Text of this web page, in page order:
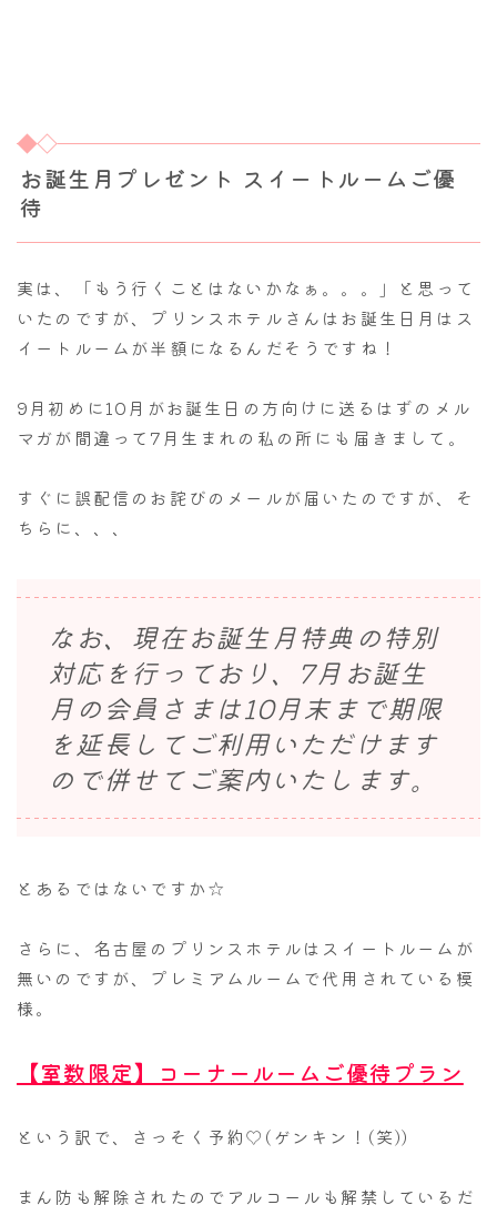
お誕生月プレゼント スイートルームご優
待
実は、「もう行くことはないかなぁ。。。」と思って
いたのですが、プリンスホテルさんはお誕生日月はス
イートルームが半額になるんだそうですね！
9月初めに10月がお誕生日の方向けに送るはずのメル
マガが間違って7月生まれの私の所にも届きまして。
すぐに誤配信のお詫びのメールが届いたのですが、そ
ちらに、、、
なお、現在お誕生月特典の特別
対応を行っており、7月お誕生
月の会員さまは10月末まで期限
を延長してご利用いただけます
ので併せてご案内いたします。
とあるではないですか☆
さらに、名古屋のプリンスホテルはスイートルームが
無いのですが、プレミアムルームで代用されている模
様。
【室数限定】コーナールームご優待プラン
という訳で、さっそく予約♡(ゲンキン！(笑))
まん防も解除されたのでアルコールも解禁しているだ